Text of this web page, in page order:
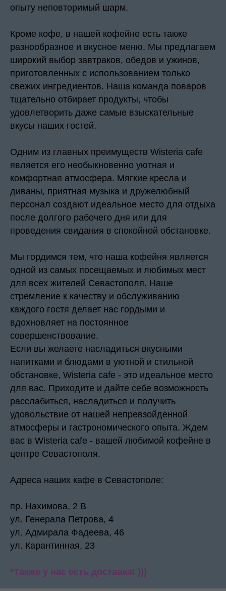
опыту неповторимый шарм.
Кроме кофе, в нашей кофейне есть также
разнообразное и вкусное меню. Мы предлагаем
широкий выбор завтраков, обедов и ужинов,
приготовленных с использованием только
свежих ингредиентов. Наша команда поваров
тщательно отбирает продукты, чтобы
удовлетворить даже самые взыскательные
вкусы наших гостей.
Одним из главных преимуществ Wisteria cafe
является его необыкновенно уютная и
комфортная атмосфера. Мягкие кресла и
диваны, приятная музыка и дружелюбный
персонал создают идеальное место для отдыха
после долгого рабочего дня или для
проведения свидания в спокойной обстановке.
Мы гордимся тем, что наша кофейня является
одной из самых посещаемых и любимых мест
для всех жителей Севастополя. Наше
стремление к качеству и обслуживанию
каждого гостя делает нас гордыми и
вдохновляет на постоянное
совершенствование.
Если вы желаете насладиться вкусными
напитками и блюдами в уютной и стильной
обстановке, Wisteria cafe - это идеальное место
для вас. Приходите и дайте себе возможность
расслабиться, насладиться и получить
удовольствие от нашей непревзойденной
атмосферы и гастрономического опыта. Ждем
вас в Wisteria cafe - вашей любимой кофейне в
центре Севастополя.
Адреса наших кафе в Севастополе:
пр. Нахимова, 2 В
ул. Генерала Петрова, 4
ул. Адмирала Фадеева, 46
ул. Карантинная, 23
*Также у нас есть доставка! )))